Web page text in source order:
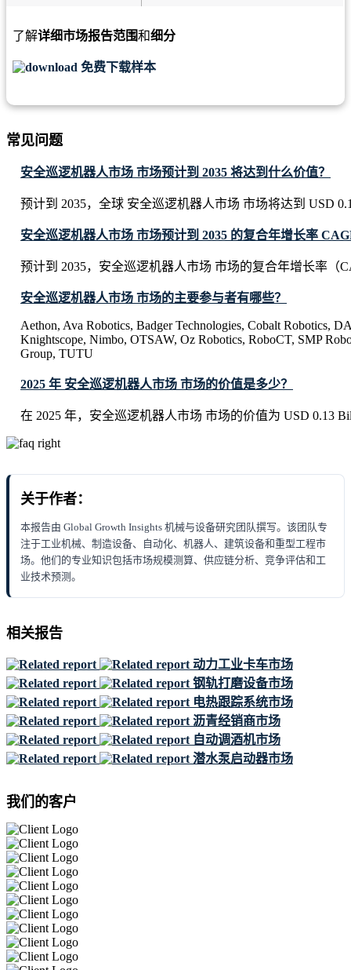
了解详细市场报告范围和细分
免费下载样本
常见问题
安全巡逻机器人市场 市场预计到 2035 将达到什么价值？
预计到 2035，全球 安全巡逻机器人市场 市场将达到 USD
安全巡逻机器人市场 市场预计到 2035 的复合年增长率
预计到 2035，安全巡逻机器人市场 市场的复合年增长率（
安全巡逻机器人市场 市场的主要参与者有哪些？
Aethon, Ava Robotics, Badger Technologies, Cobalt Robotics,
Knightscope, Nimbo, OTSAW, Oz Robotics, RoboCT, SMP
Group, TUTU
2025 年 安全巡逻机器人市场 市场的价值是多少？
在 2025 年，安全巡逻机器人市场 市场的价值为 USD 0.13
关于作者：
本报告由 Global Growth Insights 机械与设备研究团队撰写。该团队专
注于工业机械、制造设备、自动化、机器人、建筑设备和重型工程市
场。他们的专业知识包括市场规模测算、供应链分析、竞争评估和工
业技术预测。
相关报告
动力工业卡车市场
钢轨打磨设备市场
电热跟踪系统市场
沥青经销商市场
自动调酒机市场
潜水泵启动器市场
我们的客户